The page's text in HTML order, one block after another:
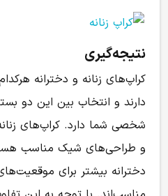
نتیجه‌گیری
کراپ‌های زنانه و دخترانه
دارند و انتخاب بین این دو
شخصی شما دارد. کراپ‌های
و طراحی‌های شیک مناسب
دخترانه بیشتر برای